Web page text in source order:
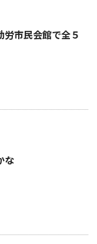
市民会館で全５
な